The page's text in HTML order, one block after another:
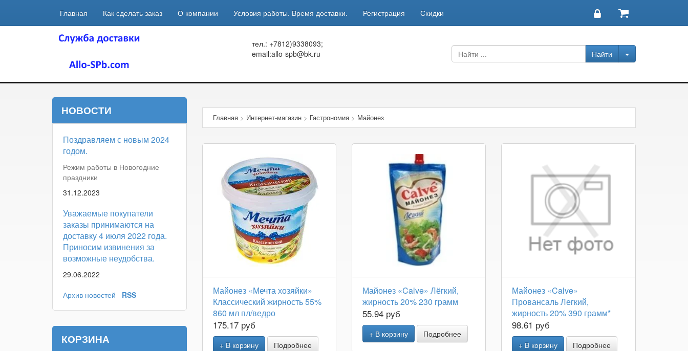
Главная Как сделать заказ О компании Условия работы. Время доставки. Регистрация Скидки
тел.: +7812)9338093;
email:allo-spb@bk.ru
Главная> Интернет-магазин> Гастрономия> Майонез
Майонез «Мечта хозяйки»
Классический жирность 55%
860 мл пл/ведро
175.17 руб
+ В корзину Подробнее
Майонез «Calve» Лёгкий,
жирность 20% 230 грамм
55.94 руб
+ В корзину Подробнее
Майонез «Calve»
Провансаль Легкий,
жирность 20% 390 грамм*
98.61 руб
+ В корзину Подробнее
НОВОСТИ
Поздравляем с новым 2024
годом.
Режим работы в Новогодние
праздники
31.12.2023
Уважаемые покупатели
заказы принимаются на
доставку 4 июля 2022 года.
Приносим извинения за
возможные неудобства.
29.06.2022
Архив новостей
RSS
КОРЗИНА